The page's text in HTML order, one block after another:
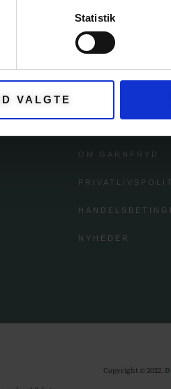
Statistik
VALGTE
OM GARNFRYD
NYHEDER
Copyright © 2022.